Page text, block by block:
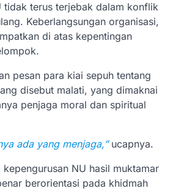
tidak terus terjebak dalam konflik
Keberlangsungan organisasi,
di atas kepentingan
pesan para kiai sepuh tentang
disebut malati, yang dimaknai
penjaga moral dan spiritual
ada yang menjaga,”ucapnya.
kepengurusan NU hasil muktamar
berorientasi pada khidmah